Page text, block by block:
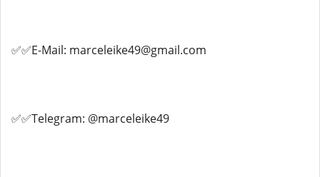
✅✅E-Mail: marceleike49@gmail.com
✅✅Telegram: @marceleike49